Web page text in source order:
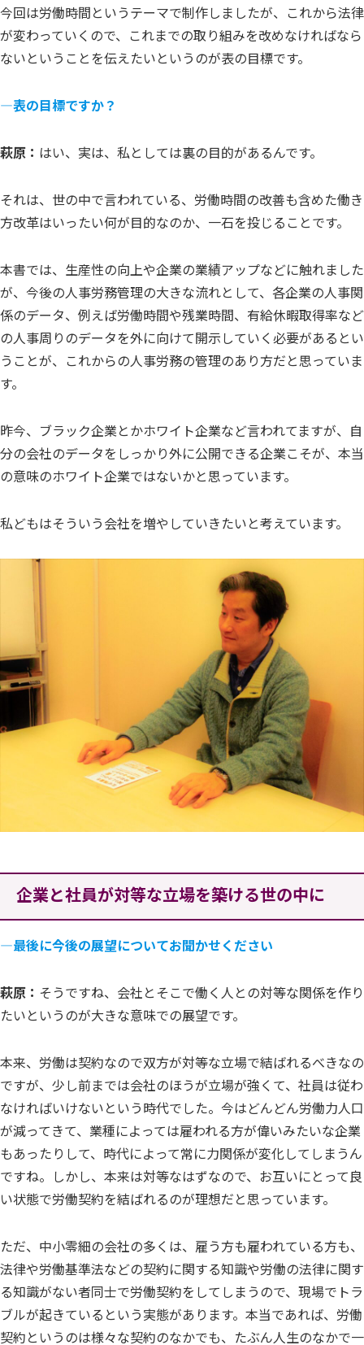
今回は労働時間というテーマで制作しましたが、これから法律
が変わっていくので、これまでの取り組みを改めなければなら
ないということを伝えたいというのが表の目標です。
―表の目標ですか？
萩原： はい、実は、私としては裏の目的があるんです。
それは、世の中で言われている、労働時間の改善も含めた働き
方改革はいったい何が目的なのか、一石を投じることです。
本書では、生産性の向上や企業の業績アップなどに触れました
が、今後の人事労務管理の大きな流れとして、各企業の人事関
係のデータ、例えば労働時間や残業時間、有給休暇取得率など
の人事周りのデータを外に向けて開示していく必要があるとい
うことが、これからの人事労務の管理のあり方だと思っていま
す。
昨今、ブラック企業とかホワイト企業など言われてますが、自
分の会社のデータをしっかり外に公開できる企業こそが、本当
の意味のホワイト企業ではないかと思っています。
私どもはそういう会社を増やしていきたいと考えています。
企業と社員が対等な立場を築ける世の中に
―最後に今後の展望についてお聞かせください
萩原： そうですね、会社とそこで働く人との対等な関係を作り
たいというのが大きな意味での展望です。
本来、労働は契約なので双方が対等な立場で結ばれるべきなの
ですが、少し前までは会社のほうが立場が強くて、社員は従わ
なければいけないという時代でした。今はどんどん労働力人口
が減ってきて、業種によっては雇われる方が偉いみたいな企業
もあったりして、時代によって常に力関係が変化してしまうん
ですね。しかし、本来は対等なはずなので、お互いにとって良
い状態で労働契約を結ばれるのが理想だと思っています。
ただ、中小零細の会社の多くは、雇う方も雇われている方も、
法律や労働基準法などの契約に関する知識や労働の法律に関す
る知識がない者同士で労働契約をしてしまうので、現場でトラ
ブルが起きているという実態があります。本当であれば、労働
契約というのは様々な契約のなかでも、たぶん人生のなかで一